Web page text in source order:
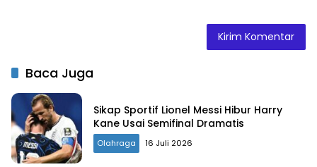
Baca Juga
Sikap Sportif Lionel Messi Hibur Harry
Kane Usai Semifinal Dramatis
Olahraga 16 Juli 2026